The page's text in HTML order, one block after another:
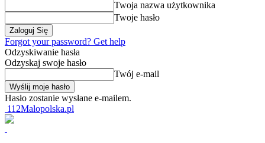
Twoja nazwa użytkownika
Twoje hasło
Forgot your password? Get help
Odzyskiwanie hasła
Odzyskaj swoje hasło
Twój e-mail
Hasło zostanie wysłane e-mailem.
112Malopolska.pl